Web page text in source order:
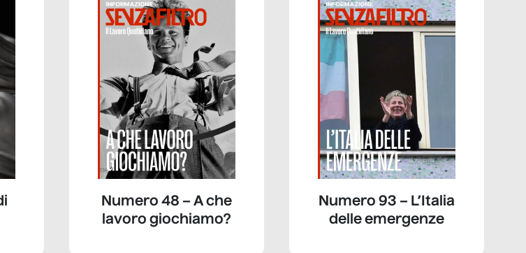
Numero 48 – A che
lavoro giochiamo?
Numero 93 – L’Italia
delle emergenze